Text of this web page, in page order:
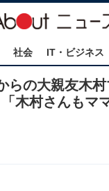
社会 IT・ビジネス
らの大親友木
木村さんもマ